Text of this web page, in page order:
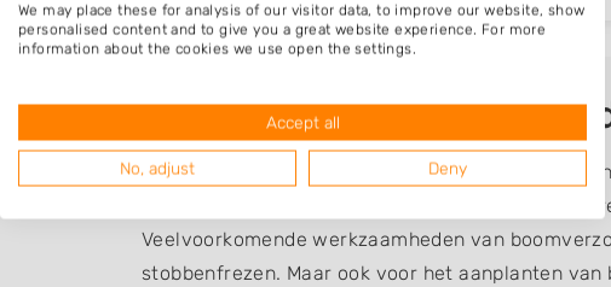
Boomverzorging
Een overzicht van hoveniers en boomverzorgers
waaronder alle werkzaamheden vallen die zijn
Veelvoorkomende werkzaamheden van
stobbenfrezen. Maar ook voor het aanplanten
We may place these for analysis of our visitor data, to improve our website, show
personalised content and to give you a great website experience. For more
information about the cookies we use open the settings.
Accept all
No, adjust Deny